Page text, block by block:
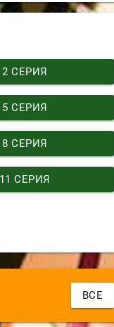
2 СЕРИЯ
5 СЕРИЯ
8 СЕРИЯ
11 СЕРИЯ
ВСЕ